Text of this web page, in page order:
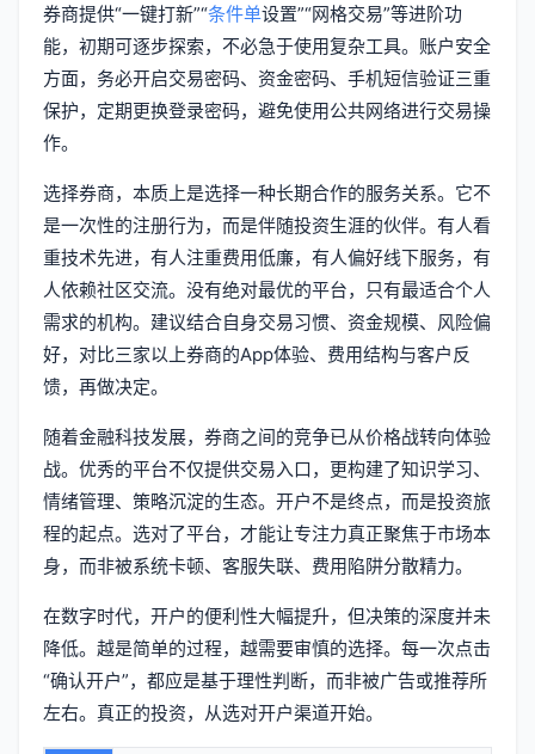
券商提供“一键打新”“条件单设置”“网格交易”等进阶功
能，初期可逐步探索，不必急于使用复杂工具。账户安全
方面，务必开启交易密码、资金密码、手机短信验证三重
保护，定期更换登录密码，避免使用公共网络进行交易操
作。
选择券商，本质上是选择一种长期合作的服务关系。它不
是一次性的注册行为，而是伴随投资生涯的伙伴。有人看
重技术先进，有人注重费用低廉，有人偏好线下服务，有
人依赖社区交流。没有绝对最优的平台，只有最适合个人
需求的机构。建议结合自身交易习惯、资金规模、风险偏
好，对比三家以上券商的App体验、费用结构与客户反
馈，再做决定。
随着金融科技发展，券商之间的竞争已从价格战转向体验
战。优秀的平台不仅提供交易入口，更构建了知识学习、
情绪管理、策略沉淀的生态。开户不是终点，而是投资旅
程的起点。选对了平台，才能让专注力真正聚焦于市场本
身，而非被系统卡顿、客服失联、费用陷阱分散精力。
在数字时代，开户的便利性大幅提升，但决策的深度并未
降低。越是简单的过程，越需要审慎的选择。每一次点击
“确认开户”，都应是基于理性判断，而非被广告或推荐所
左右。真正的投资，从选对开户渠道开始。